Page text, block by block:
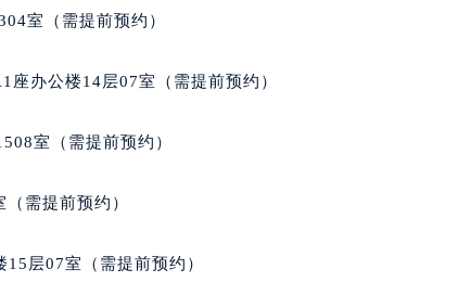
心（需提前预约）
万宝龙售后服务中心（需提前预约）
服务中心（需提前预约）
（需提前预约）
（需提前预约）
室（需提前预约）
办公楼14层07室（需提前预约）
室（需提前预约）
需提前预约）
层07室（需提前预约）